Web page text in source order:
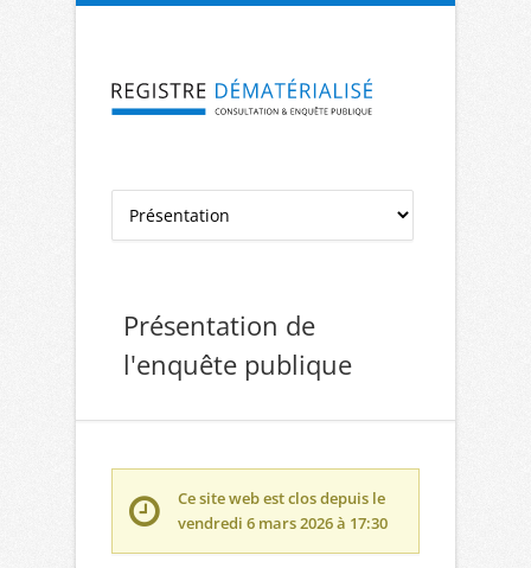
Aller à la navigation Aller au contenu
Présentation de
l'enquête publique
Ce site web est clos depuis le
vendredi 6 mars 2026 à 17:30